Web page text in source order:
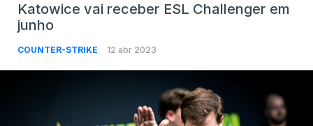
Katowice vai receber ESL Challenger em
junho
COUNTER-STRIKE 12 abr 2023